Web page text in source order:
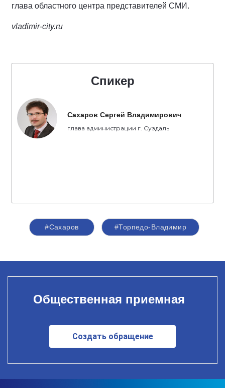
глава областного центра представителей СМИ.
vladimir-city.ru
Спикер
Сахаров Сергей Владимирович
глава администрации г. Суздаль
#Сахаров #Торпедо-Владимир
Общественная приемная
Создать обращение